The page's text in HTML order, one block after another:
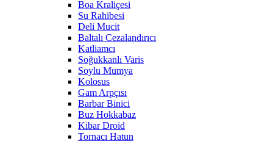
Boa Kraliçesi
Su Rahibesi
Deli Mucit
Baltalı Cezalandırıcı
Katliamcı
Soğukkanlı Varis
Soylu Mumya
Kolosus
Gam Arpçısı
Barbar Binici
Buz Hokkabaz
Kibar Droid
Tornacı Hatun